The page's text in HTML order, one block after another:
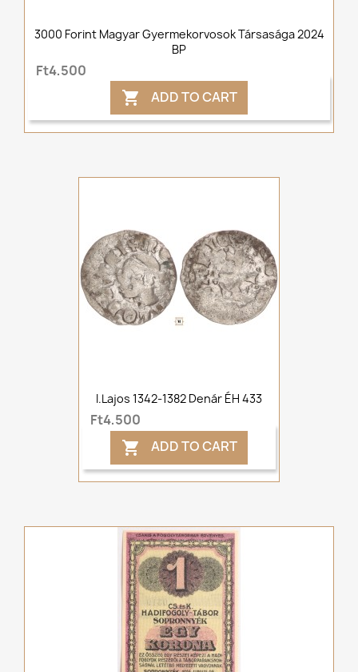
3000 Forint Magyar Gyermekorvosok Társasága 2024
BP
Ft4,500
 ADD TO CART
I.Lajos 1342-1382 Denár ÉH 433
Ft4,500
 ADD TO CART